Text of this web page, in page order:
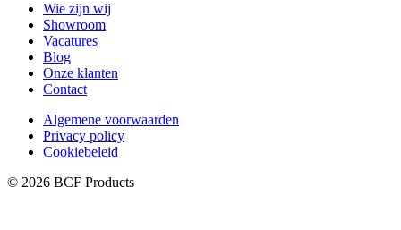
Wie zijn wij
Showroom
Vacatures
Blog
Onze klanten
Contact
Algemene voorwaarden
Privacy policy
Cookiebeleid
© 2026 BCF Products